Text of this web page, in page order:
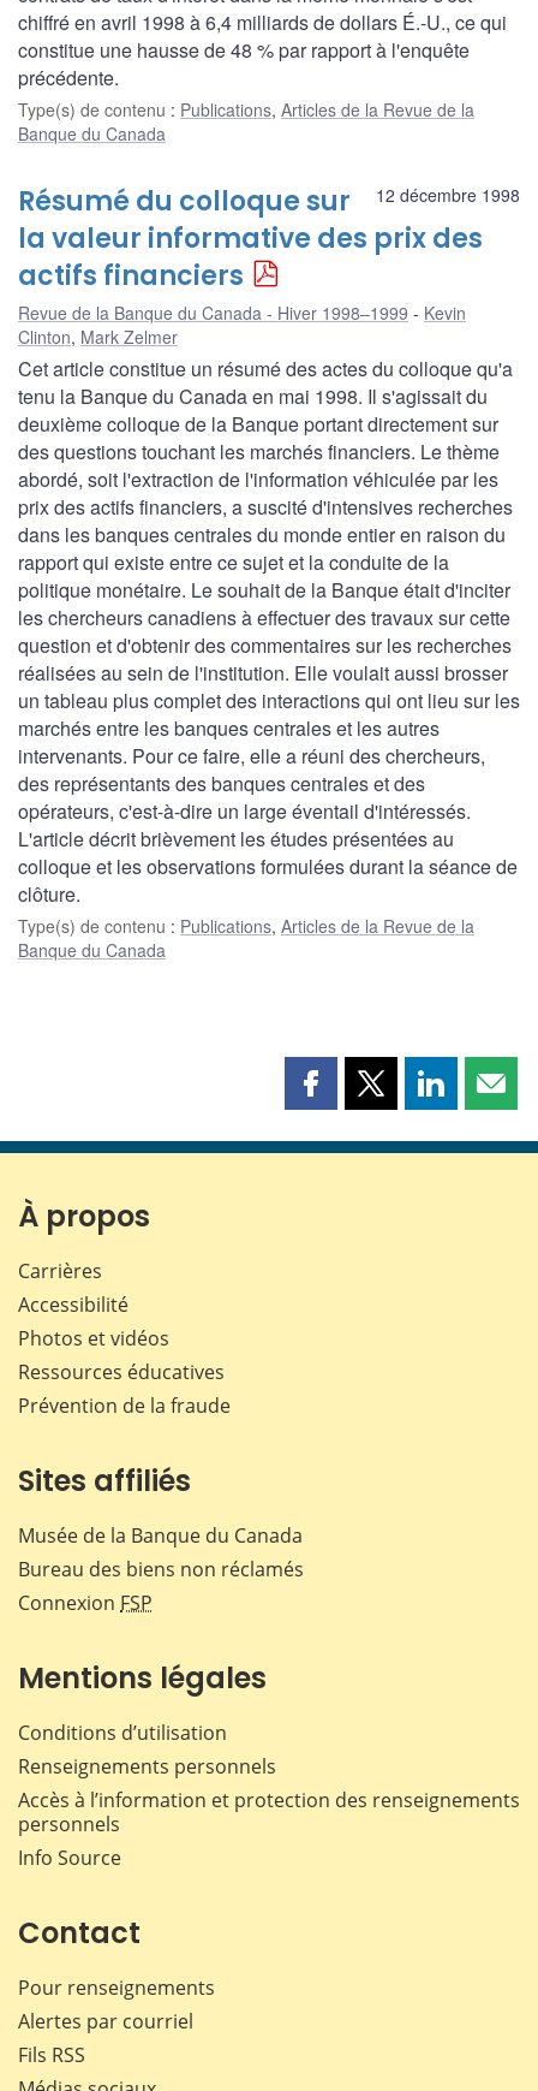
chiffré en avril 1998 à 6,4 milliards de dollars É.-U., ce qui
constitue une hausse de 48 % par rapport à l'enquête
précédente.
Type(s) de contenu : Publications, Articles de la Revue de la
Banque du Canada
12 décembre 1998
Résumé du colloque sur
la valeur informative des prix des
actifs financiers
Revue de la Banque du Canada - Hiver 1998–1999
Kevin
Clinton, Mark Zelmer
Cet article constitue un résumé des actes du colloque qu'a
tenu la Banque du Canada en mai 1998. Il s'agissait du
deuxième colloque de la Banque portant directement sur
des questions touchant les marchés financiers. Le thème
abordé, soit l'extraction de l'information véhiculée par les
prix des actifs financiers, a suscité d'intensives recherches
dans les banques centrales du monde entier en raison du
rapport qui existe entre ce sujet et la conduite de la
politique monétaire. Le souhait de la Banque était d'inciter
les chercheurs canadiens à effectuer des travaux sur cette
question et d'obtenir des commentaires sur les recherches
réalisées au sein de l'institution. Elle voulait aussi brosser
un tableau plus complet des interactions qui ont lieu sur les
marchés entre les banques centrales et les autres
intervenants. Pour ce faire, elle a réuni des chercheurs,
des représentants des banques centrales et des
opérateurs, c'est-à-dire un large éventail d'intéressés.
L'article décrit brièvement les études présentées au
colloque et les observations formulées durant la séance de
clôture.
Type(s) de contenu : Publications, Articles de la Revue de la
Banque du Canada
Partager
page
Partager
page
Partager
page page
À propos
Carrières
Accessibilité
Photos et vidéos
Ressources éducatives
Prévention de la fraude
Sites affiliés
Musée de la Banque du Canada
Bureau des biens non réclamés
Connexion FSP
Mentions légales
Conditions d’utilisation
Renseignements personnels
Accès à l’information et protection des renseignements
personnels
Info Source
Contact
Pour renseignements
Alertes par courriel
Fils RSS